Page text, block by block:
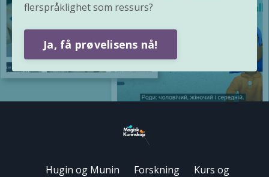
flerspråklighet som ressurs?
Ja, få prøvelisens nå!
Hugin og Munin Forskning Kurs og